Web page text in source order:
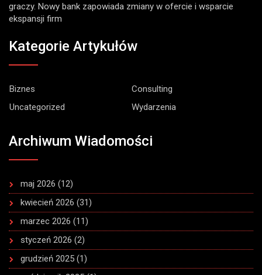
graczy. Nowy bank zapowiada zmiany w ofercie i wsparcie
ekspansji firm
Kategorie Artykułów
Biznes
Consulting
Uncategorized
Wydarzenia
Archiwum Wiadomości
maj 2026 (12)
kwiecień 2026 (31)
marzec 2026 (11)
styczeń 2026 (2)
grudzień 2025 (1)